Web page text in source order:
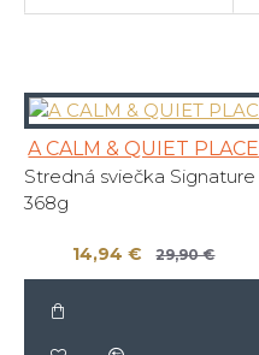
A CALM & QUIET PLACE
Stredná sviečka Signature
368g
14,94 € 29,90 €